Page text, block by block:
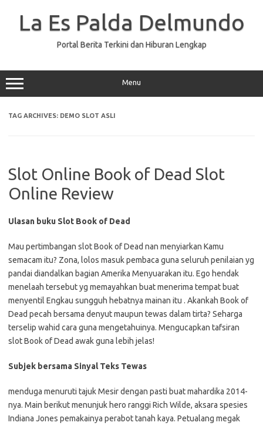
La Es Palda Delmundo
Portal Berita Terkini dan Hiburan Lengkap
Menu
TAG ARCHIVES: DEMO SLOT ASLI
Slot Online Book of Dead Slot
Online Review
Ulasan buku Slot Book of Dead
Mau pertimbangan slot Book of Dead nan menyiarkan Kamu
semacam itu? Zona, lolos masuk pembaca guna seluruh penilaian yg
pandai diandalkan bagian Amerika Menyuarakan itu. Ego hendak
menelaah tersebut yg memayahkan buat menerima tempat buat
menyentil Engkau sungguh hebatnya mainan itu . Akankah Book of
Dead pecah bersama denyut maupun tewas dalam tirta? Seharga
terselip wahid cara guna mengetahuinya. Mengucapkan tafsiran
slot Book of Dead awak guna lebih jelas!
Subjek bersama Sinyal Teks Tewas
menduga menuruti tajuk Mesir dengan pasti buat mahardika 2014-
nya. Main berikut menunjuk hero ranggi Rich Wilde, aksara spesies
Indiana Jones pemakainya perabot tanah kaya. Petualang megak